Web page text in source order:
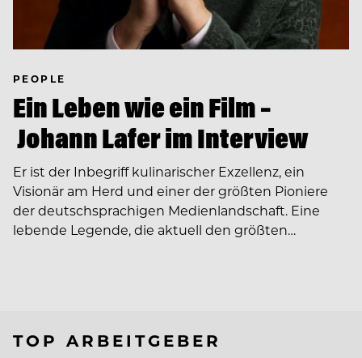
PEOPLE
Ein Leben wie ein Film –
Johann Lafer im Interview
Er ist der Inbegriff kulinarischer Exzellenz, ein
Visionär am Herd und einer der größten Pioniere
der deutschsprachigen Medienlandschaft. Eine
lebende Legende, die aktuell den größten…
TOP ARBEITGEBER